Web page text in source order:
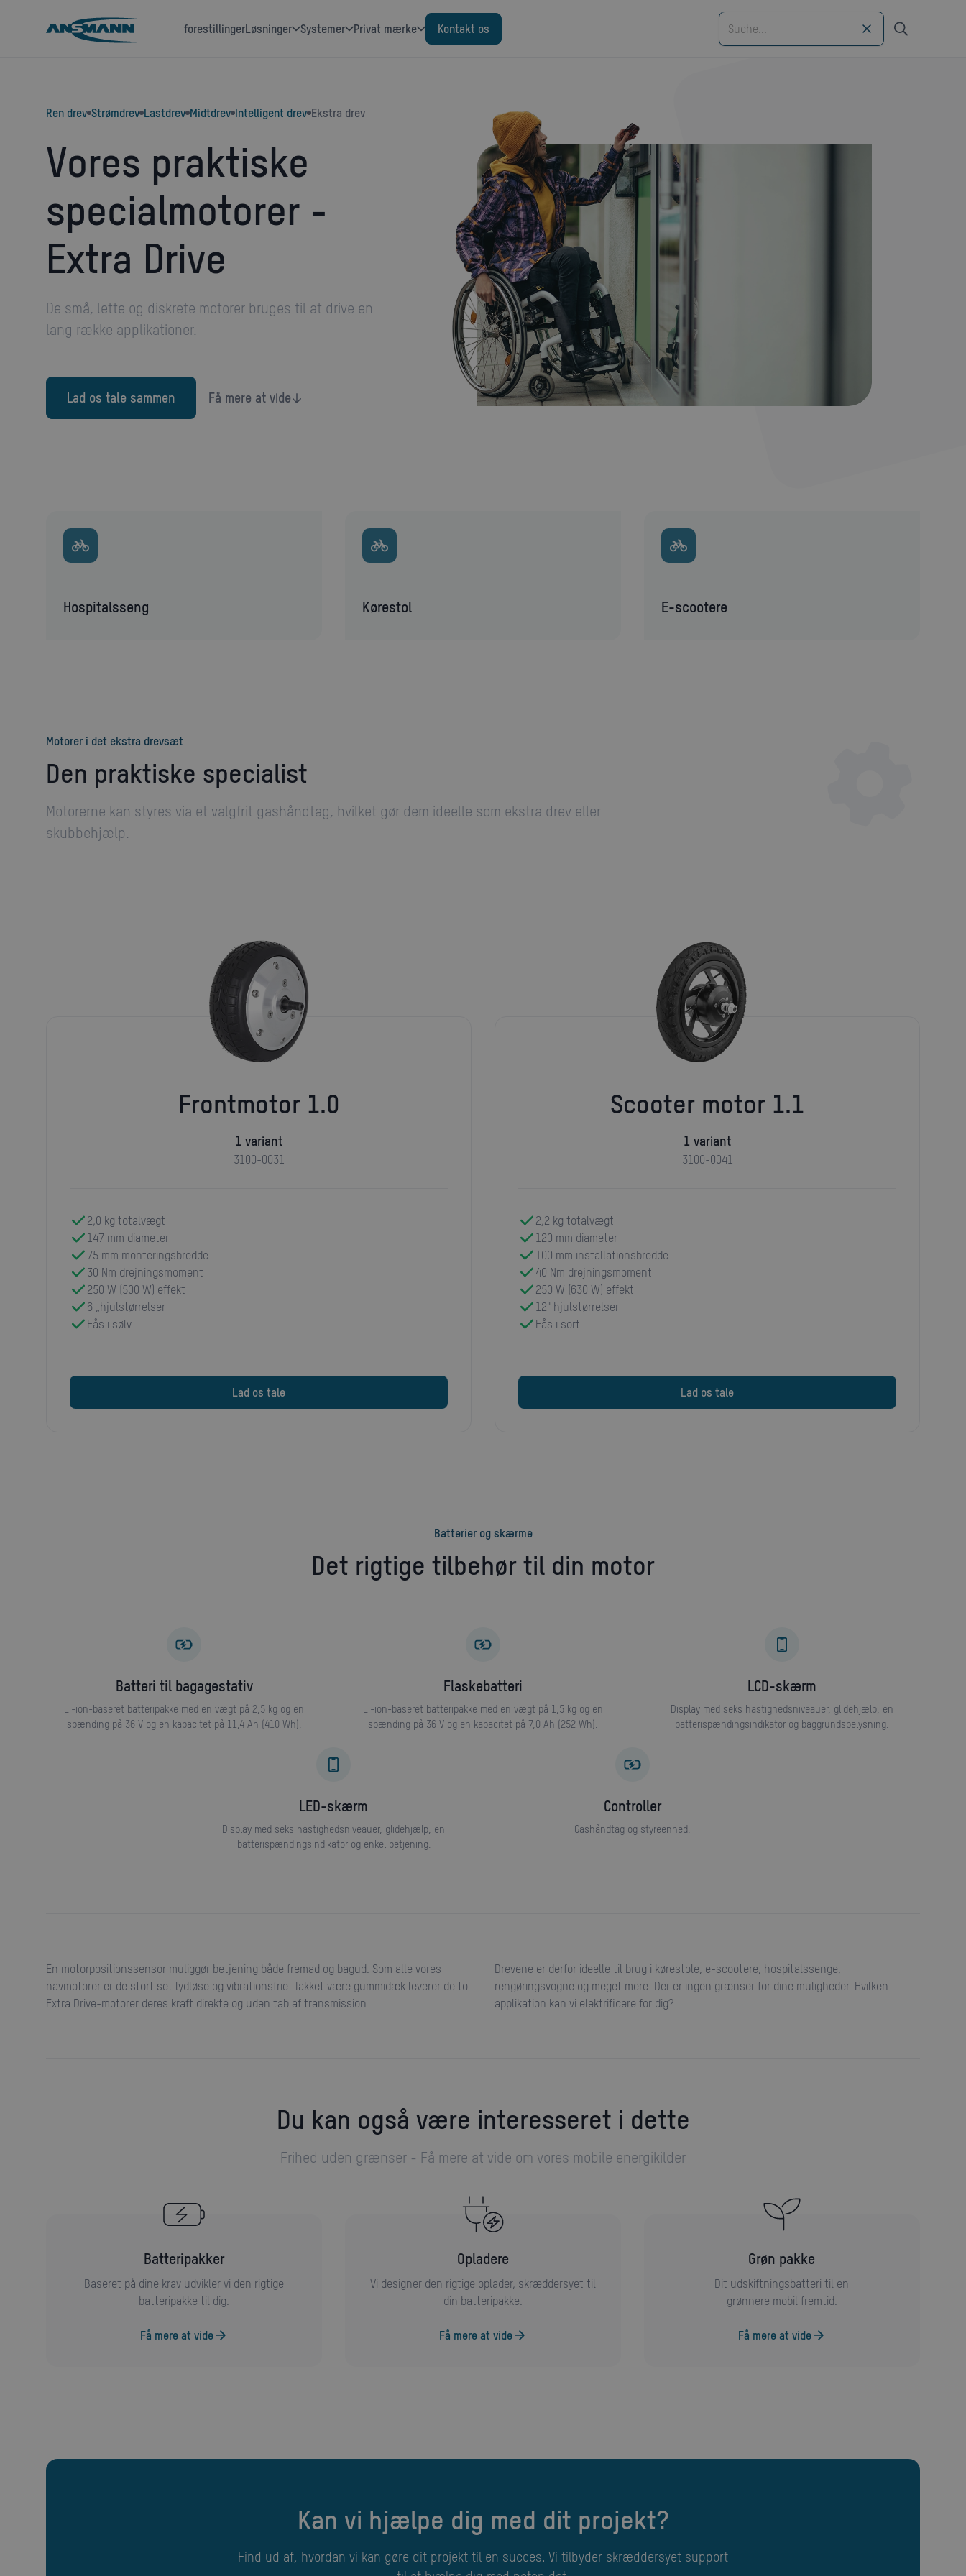
forestillinger løsninger systemer Privat mærke Kontakt os
Ren drev Strømdrev Lastdrev Midtdrev Intelligent drev Ekstra drev
Vores praktiske
specialmotorer -
Extra Drive
De små, lette og diskrete motorer bruges til at drive en
lang række applikationer.
Lad os tale sammen Få mere at vide
hospitalsseng kørestol E-scootere
Motorer i det ekstra drevsæt
Den praktiske specialist
Motorerne kan styres via et valgfrit gashåndtag, hvilket gør dem ideelle som ekstra drev eller
skubbehjælp.
Frontmotor 1.0
1 variant
3100-0031
2,0 kg totalvægt
147 mm diameter
75 mm monteringsbredde
30 Nm drejningsmoment
250 W (500 W) effekt
6 „hjulstørrelser
Fås i sølv
Lad os tale
Scooter motor 1.1
1 variant
3100-0041
2,2 kg totalvægt
120 mm diameter
100 mm installationsbredde
40 Nm drejningsmoment
250 W (630 W) effekt
12" hjulstørrelser
Fås i sort
Lad os tale
Batterier og skærme
Det rigtige tilbehør til din motor
Batteri til bagagestativ
spænding på 36 V og en kapacitet på 11,4 Ah (410 Wh).
flaskebatteri
spænding på 36 V og en kapacitet på 7,0 Ah (252 Wh).
LCD-skærm
Display med seks hastighedsniveauer, glidehjælp, en
batterispændingsindikator og baggrundsbelysning.
LED-skærm
Display med seks hastighedsniveauer, glidehjælp, en
batterispændingsindikator og enkel betjening.
controller
Gashåndtag og styreenhed.
En motorpositionssensor muliggør betjening både fremad og bagud. Som alle vores
navmotorer er de stort set lydløse og vibrationsfrie. Takket være gummidæk leverer de to
Extra Drive-motorer deres kraft direkte og uden tab af transmission.
Drevene er derfor ideelle til brug i kørestole, e-scootere, hospitalssenge,
rengøringsvogne og meget mere. Der er ingen grænser for dine muligheder. Hvilken
applikation kan vi elektrificere for dig?
Du kan også være interesseret i dette
Frihed uden grænser - Få mere at vide om vores mobile energikilder
batteripakker
Baseret på dine krav udvikler vi den rigtige
batteripakke til dig.
Få mere at vide
opladere
Vi designer den rigtige oplader, skræddersyet til
din batteripakke.
Få mere at vide
Grøn pakke
Dit udskiftningsbatteri til en
grønnere mobil fremtid.
Få mere at vide
Kan vi hjælpe dig med dit projekt?
Find ud af, hvordan vi kan gøre dit projekt til en succes. Vi tilbyder skræddersyet support